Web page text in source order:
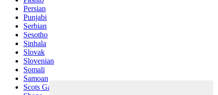
Persian
Punjabi
Serbian
Sesotho
Sinhala
Slovak
Slovenian
Somali
Samoan
Scots Gaelic